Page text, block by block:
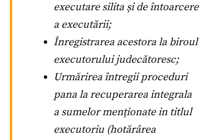
executare silita și de întoarcere
a executării;
Înregistrarea acestora la biroul
executorului judecătoresc;
Urmărirea întregii proceduri
pana la recuperarea integrala
a sumelor menționate in titlul
executoriu (hotărârea